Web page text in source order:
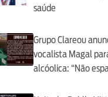
saúde
Grupo Clareou
vocalista Magal
alcóolica: “Não